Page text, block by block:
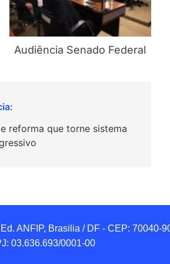
Audiência Senado Federal
reforma que torne sistema
ANFIP, Brasilia / DF - CEP: 70040-
03.636.693/0001-00